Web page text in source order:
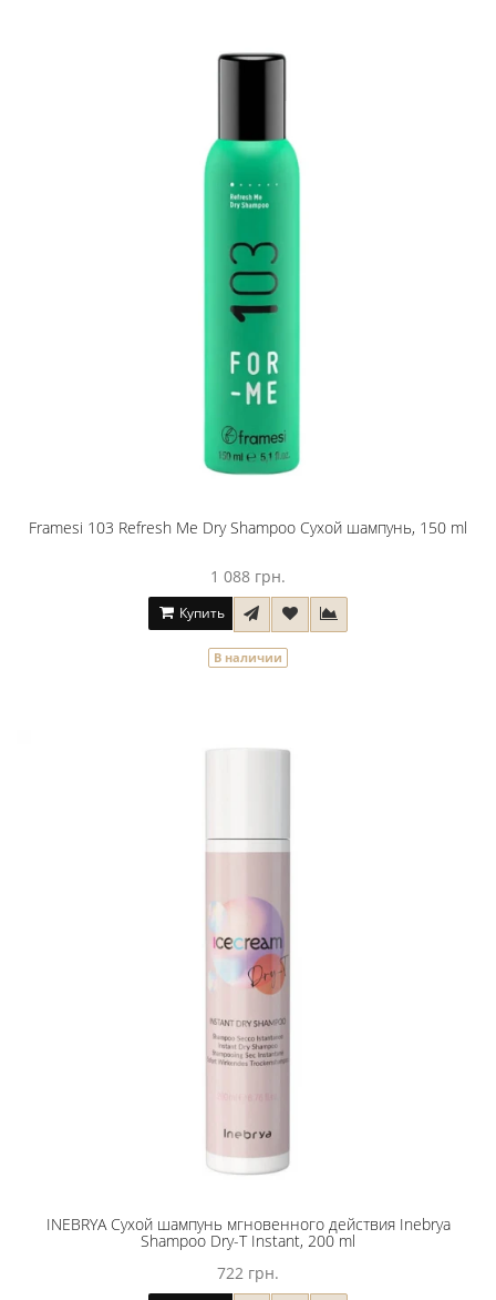
Framesi 103 Refresh Me Dry Shampoo Сухой шампунь, 150 ml
1 088 грн.
Купить
В наличии
INEBRYA Сухой шампунь мгновенного действия Inebrya
Shampoo Dry-T Instant, 200 ml
722 грн.